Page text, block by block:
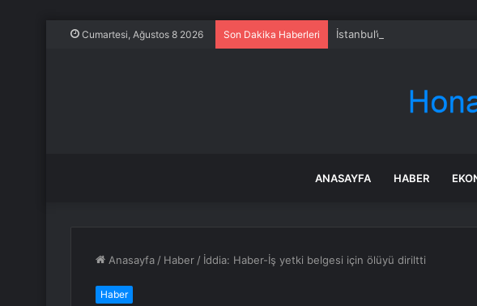
Cumartesi, Ağustos 8 2026 Son Dakika Haberleri İstanbul’da market ve
ANASAYFA HABER
Anasayfa / Haber / İddia: Haber-İş yetki belgesi için ölüyü diriltti
Haber